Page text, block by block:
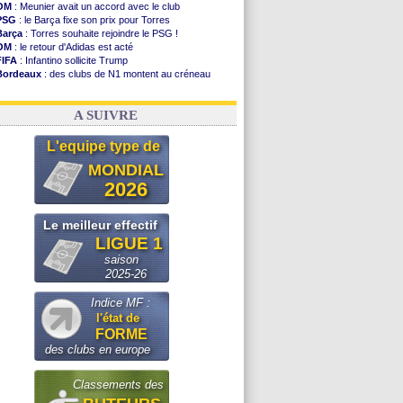
: Meunier avait un accord avec le club
: le Barça fixe son prix pour Torres
: Torres souhaite rejoindre le PSG !
: le retour d'Adidas est acté
: Infantino sollicite Trump
: des clubs de N1 montent au créneau
: le démenti de Leipzig pour Diomandé
A SUIVRE
L'equipe type de
MONDIAL
2026
Le meilleur effectif
LIGUE 1
saison
2025-26
Indice MF :
l'état de
FORME
des clubs en europe
Classements des